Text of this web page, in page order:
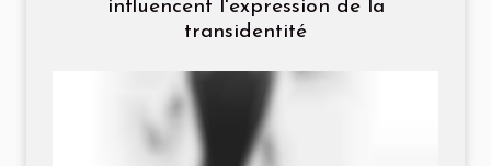
influencent l'expression de la
transidentité